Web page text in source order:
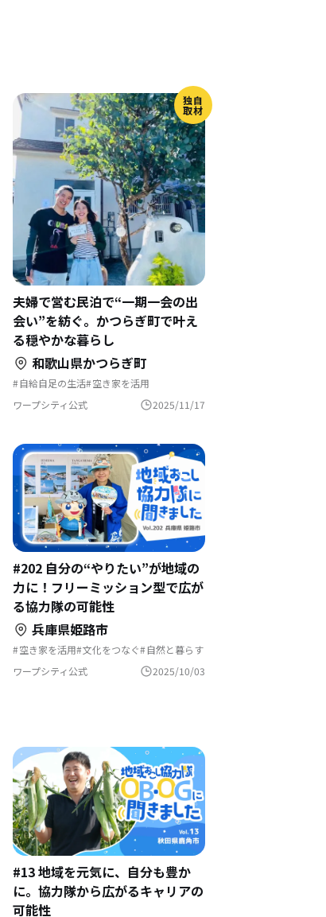
独自
取材
夫婦で営む民泊で“一期一会の出
会い”を紡ぐ。かつらぎ町で叶え
る穏やかな暮らし
和歌山県かつらぎ町
自給自足の生活 空き家を活用
畑のある暮らし 補助金を使って
Uターン 起業支援を活用 自然と暮らす
移住を機に起業 夢の暮らし
ワープシティ公式 2025/11/17
#202 自分の“やりたい”が地域の
力に！フリーミッション型で広が
る協力隊の可能性
兵庫県姫路市
空き家を活用 文化をつなぐ 自然と暮らす
地域おこし 移住を機に起業 田舎暮らし
地域おこし協力隊 歴史をつむぐ
ものづくり 漁師の仕事
ワープシティ公式 2025/10/03
#13 地域を元気に、自分も豊か
に。協力隊から広がるキャリアの
可能性